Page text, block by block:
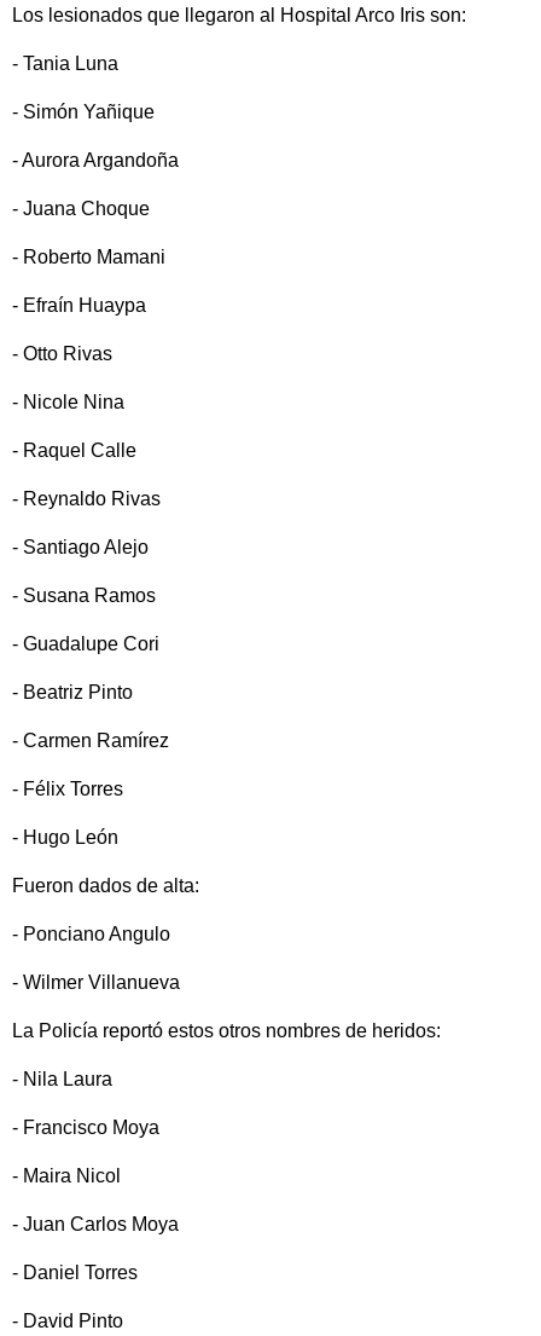
Los lesionados que llegaron al Hospital Arco Iris son:
- Tania Luna
- Simón Yañique
- Aurora Argandoña
- Juana Choque
- Roberto Mamani
- Efraín Huaypa
- Otto Rivas
- Nicole Nina
- Raquel Calle
- Reynaldo Rivas
- Santiago Alejo
- Susana Ramos
- Guadalupe Cori
- Beatriz Pinto
- Carmen Ramírez
- Félix Torres
- Hugo León
Fueron dados de alta:
- Ponciano Angulo
- Wilmer Villanueva
La Policía reportó estos otros nombres de heridos:
- Nila Laura
- Francisco Moya
- Maira Nicol
- Juan Carlos Moya
- Daniel Torres
- David Pinto